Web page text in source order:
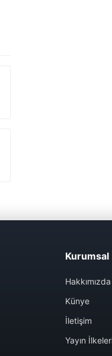
Kurumsal
Hakkımızda
Künye
İletişim
Yayın